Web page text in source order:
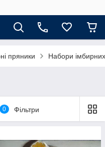
пряники Набори
0 Фільтри